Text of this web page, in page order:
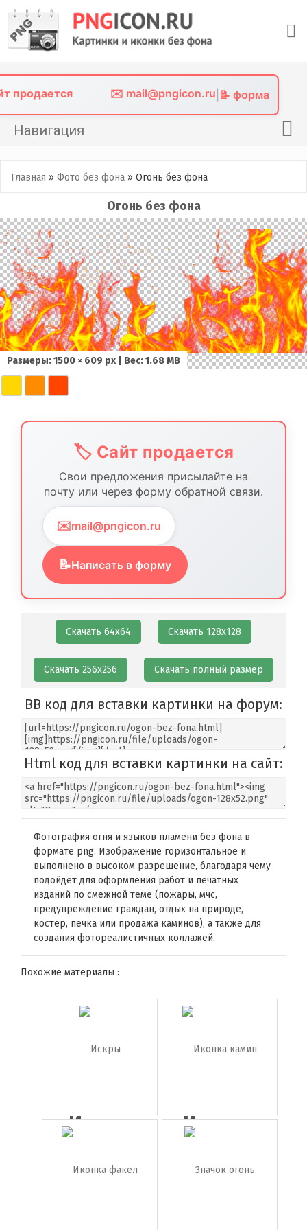
content
продается ✉️ mail@pngicon.ru 📝 форма
Навигация
Png иконки
Фото без фона
Контакты
Главная » Фото без фона » Огонь без фона
Огонь без фона
Размеры: 1500 × 609 px | Вес: 1.68 MB
🏷️ Сайт продается
Свои предложения присылайте на
почту или через форму обратной связи.
✉️mail@pngicon.ru
📝Написать в форму
Скачать 64х64 Скачать 128х128
Скачать 256х256 Скачать полный размер
BB код для вставки картинки на форум:
Html код для вставки картинки на сайт:
Фотография огня и языков пламени без фона в
формате png. Изображение горизонтальное и
выполнено в высоком разрешение, благодаря чему
подойдет для оформления работ и печатных
изданий по смежной теме (пожары, мчс,
предупреждение граждан, отдых на природе,
костер, печка или продажа каминов), а также для
создания фотореалистичных коллажей.
Похожие материалы :
Искры
Иконка
камин